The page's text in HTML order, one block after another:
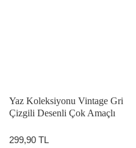
Yaz Koleksiyonu Vintage Gri
Çizgili Desenli Çok Amaçlı
299,90 TL